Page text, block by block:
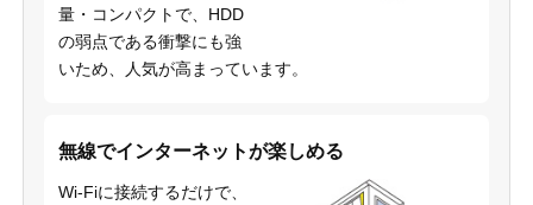
量・コンパクトで、HDD
の弱点である衝撃にも強
いため、人気が高まっています。
無線でインターネットが楽しめる
Wi-Fiに接続するだけで、